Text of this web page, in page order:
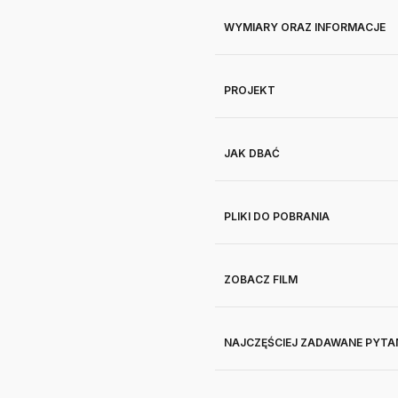
WYMIARY ORAZ INFORMACJE
PROJEKT
JAK DBAĆ
PLIKI DO POBRANIA
ZOBACZ FILM
NAJCZĘŚCIEJ ZADAWANE